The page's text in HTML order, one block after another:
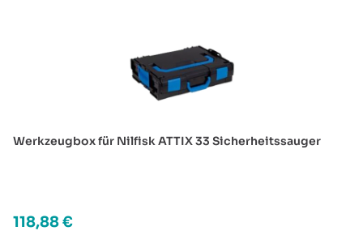
Werkzeugbox für Nilfisk ATTIX 33 Sicherheitssauger
Regulärer Preis:
118,88 €